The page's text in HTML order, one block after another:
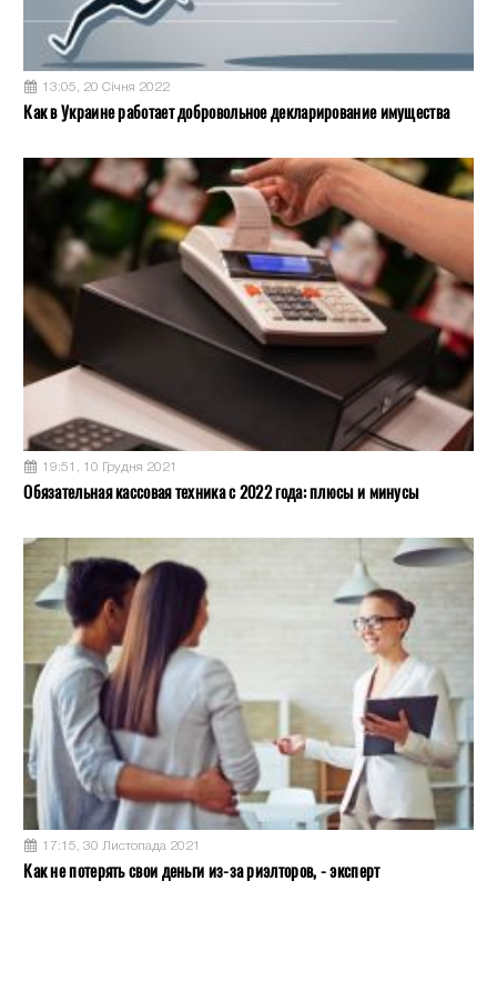
13:05, 20 Січня 2022
Как в Украине работает добровольное декларирование имущества
19:51, 10 Грудня 2021
Обязательная кассовая техника с 2022 года: плюсы и минусы
17:15, 30 Листопада 2021
Как не потерять свои деньги из-за риэлторов, - эксперт